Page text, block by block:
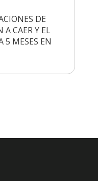
DE
A CAER Y EL
5 MESES EN